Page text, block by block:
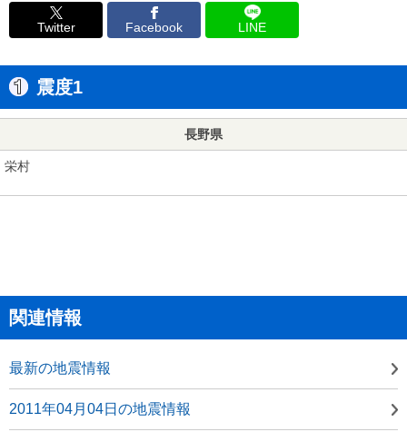
Twitter Facebook LINE
震度1
長野県
栄村
関連情報
最新の地震情報
2011年04月04日の地震情報